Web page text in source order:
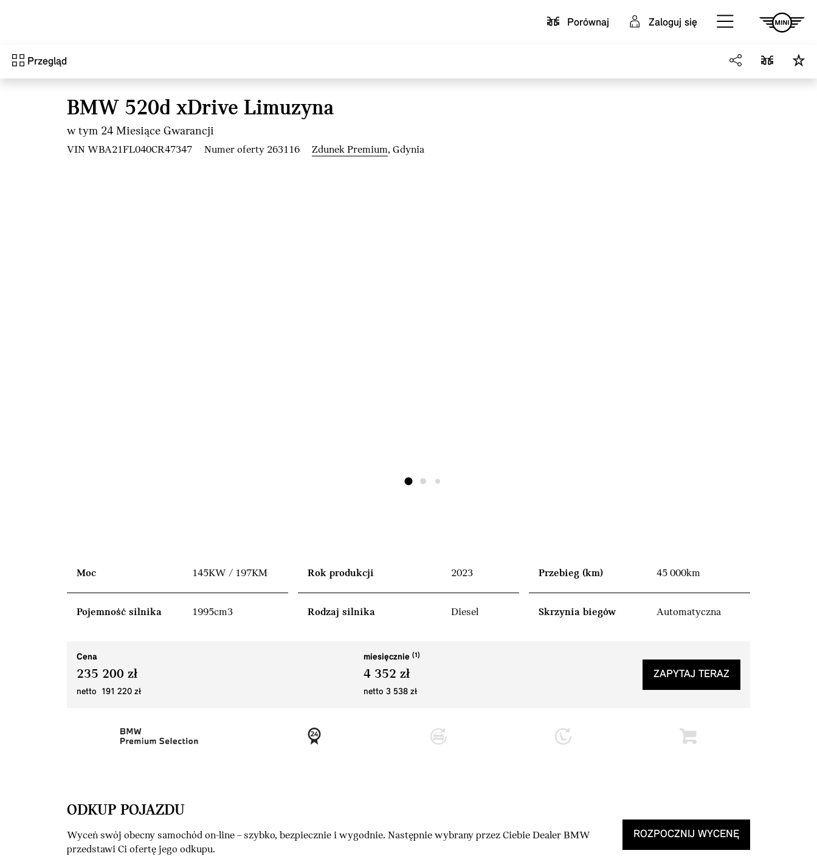
Porównaj
Zaloguj się
Przegląd
BMW 520d xDrive Limuzyna
w tym 24 Miesiące Gwarancji
VIN WBA21FL040CR47347 Numer oferty 263116 Zdunek Premium, Gdynia
Moc 145KW / 197KM
Pojemność silnika 1995cm3
Rok produkcji 2023
Rodzaj silnika Diesel
Przebieg (km) 45 000km
Skrzynia biegów Automatyczna
Cena
235 200 zł
netto 191 220 zł
miesięcznie
4 352 zł
netto 3 538 zł
ZAPYTAJ TERAZ
ODKUP POJAZDU
Wyceń swój obecny samochód on-line – szybko, bezpiecznie i wygodnie. Następnie wybrany przez Ciebie Dealer BMW
przedstawi Ci ofertę jego odkupu.
ROZPOCZNIJ WYCENĘ